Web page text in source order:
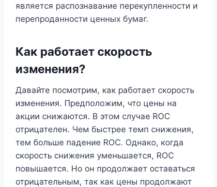
является распознавание перекупленности и
перепроданности ценных бумаг.
Как работает скорость
изменения?
Давайте посмотрим, как работает скорость
изменения. Предположим, что цены на
акции снижаются. В этом случае ROC
отрицателен. Чем быстрее темп снижения,
тем больше падение ROC. Однако, когда
скорость снижения уменьшается, ROC
повышается. Но он продолжает оставаться
отрицательным, так как цены продолжают